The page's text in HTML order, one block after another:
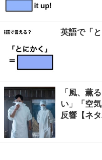
英語で「
「風、薫
い」「空
反響【ネ